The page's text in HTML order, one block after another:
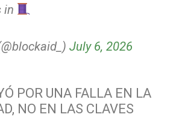
in
July 6, 2026
POR UNA FALLA EN LA
NO EN LAS CLAVES